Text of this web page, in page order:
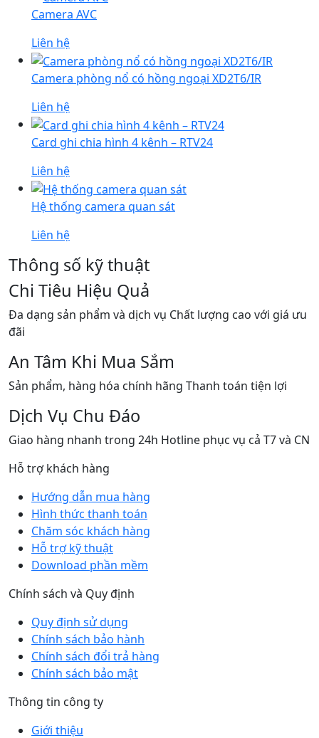
Camera AVC
Liên hệ
Camera phòng nổ có hồng ngoại XD2T6/IR
Liên hệ
Card ghi chia hình 4 kênh – RTV24
Liên hệ
Hệ thống camera quan sát
Liên hệ
Thông số kỹ thuật
Chi Tiêu Hiệu Quả
Đa dạng sản phẩm và dịch vụ Chất lượng cao với giá ưu
đãi
An Tâm Khi Mua Sắm
Sản phẩm, hàng hóa chính hãng Thanh toán tiện lợi
Dịch Vụ Chu Đáo
Giao hàng nhanh trong 24h Hotline phục vụ cả T7 và CN
Hỗ trợ khách hàng
Hướng dẫn mua hàng
Hình thức thanh toán
Chăm sóc khách hàng
Hỗ trợ kỹ thuật
Download phần mềm
Chính sách và Quy định
Quy định sử dụng
Chính sách bảo hành
Chính sách đổi trả hàng
Chính sách bảo mật
Thông tin công ty
Giới thiệu